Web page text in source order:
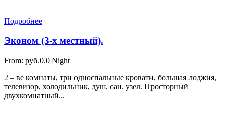
Подробнее
Эконом (3-х местный).
From: руб.0.0 Night
2 – ве комнаты, три односпальные кровати, большая лоджия,
телевизор, холодильник, душ, сан. узел. Просторный
двухкомнатный...